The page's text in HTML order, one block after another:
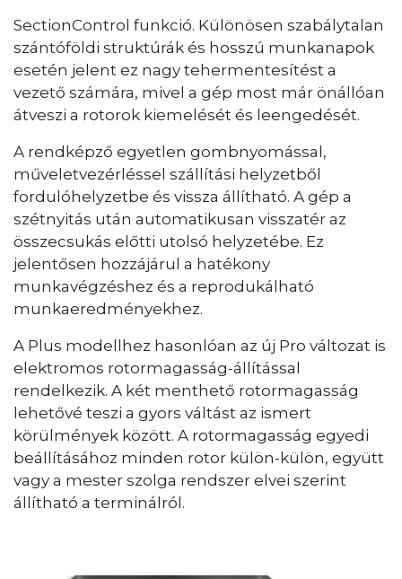
SectionControl funkció. Különösen szabálytalan
szántóföldi struktúrák és hosszú munkanapok
esetén jelent ez nagy tehermentesítést a
vezető számára, mivel a gép most már önállóan
átveszi a rotorok kiemelését és leengedését.
A rendképző egyetlen gombnyomással,
műveletvezérléssel szállítási helyzetből
fordulóhelyzetbe és vissza állítható. A gép a
szétnyitás után automatikusan visszatér az
összecsukás előtti utolsó helyzetébe. Ez
jelentősen hozzájárul a hatékony
munkavégzéshez és a reprodukálható
munkaeredményekhez.
A Plus modellhez hasonlóan az új Pro változat is
elektromos rotormagasság-állítással
rendelkezik. A két menthető rotormagasság
lehetővé teszi a gyors váltást az ismert
körülmények között. A rotormagasság egyedi
beállításához minden rotor külön-külön, együtt
vagy a mester szolga rendszer elvei szerint
állítható a terminálról.